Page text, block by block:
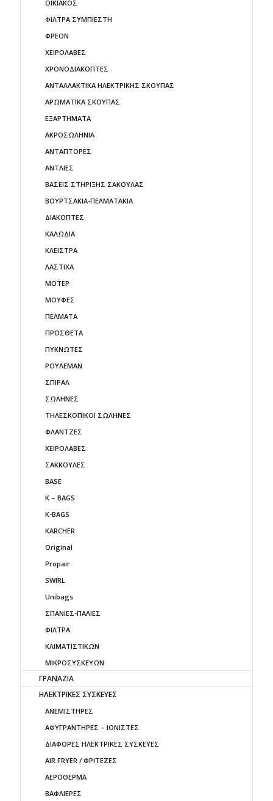
ΟΙΚΙΑΚΟΣ
ΦΙΛΤΡΑ ΣΥΜΠΙΕΣΤΗ
ΦΡΕΟΝ
ΧΕΙΡΟΛΑΒΕΣ
ΧΡΟΝΟΔΙΑΚΟΠΤΕΣ
ΑΝΤΑΛΛΑΚΤΙΚΑ ΗΛΕΚΤΡΙΚΗΣ ΣΚΟΥΠΑΣ
ΑΡΩΜΑΤΙΚΑ ΣΚΟΥΠΑΣ
ΕΞΑΡΤΗΜΑΤΑ
ΑΚΡΟΣΩΛΗΝΙΑ
ΑΝΤΑΠΤΟΡΕΣ
ΑΝΤΛΙΕΣ
ΒΑΣΕΙΣ ΣΤΗΡΙΞΗΣ ΣΑΚΟΥΛΑΣ
ΒΟΥΡΤΣΑΚΙΑ-ΠΕΛΜΑΤΑΚΙA
ΔΙΑΚΟΠΤΕΣ
ΚΑΛΩΔΙΑ
ΚΛΕΙΣΤΡΑ
ΛΑΣΤΙΧΑ
ΜΟΤΕΡ
ΜΟΥΦΕΣ
ΠΕΛΜΑΤΑ
ΠΡΟΣΘΕΤΑ
ΠΥΚΝΩΤΕΣ
ΡΟΥΛΕΜΑΝ
ΣΠΙΡΑΛ
ΣΩΛΗΝΕΣ
ΤΗΛΕΣΚΟΠΙΚΟΙ ΣΩΛΗΝΕΣ
ΦΛΑΝΤΖΕΣ
ΧΕΙΡΟΛΑΒΕΣ
ΣΑΚΚΟΥΛΕΣ
BASE
K – BAGS
K-BAGS
KARCHER
Original
Propair
SWIRL
Unibags
ΣΠΑΝΙΕΣ-ΠΑΛΙΕΣ
ΦΙΛΤΡΑ
ΚΛΙΜΑΤΙΣΤΙΚΩΝ
ΜΙΚΡΟΣΥΣΚΕΥΩΝ
ΓΡΑΝΑΖΙΑ
ΗΛΕΚΤΡΙΚΕΣ ΣΥΣΚΕΥΕΣ
ΑΝΕΜΙΣΤΗΡΕΣ
ΑΦΥΓΡΑΝΤΗΡΕΣ – ΙΟΝΙΣΤΕΣ
ΔΙΑΦΟΡΕΣ ΗΛΕΚΤΡΙΚΕΣ ΣΥΣΚΕΥΕΣ
AIR FRYER / ΦΡΙΤΕΖΕΣ
ΑΕΡΟΘΕΡΜΑ
ΒΑΦΛΙΕΡΕΣ